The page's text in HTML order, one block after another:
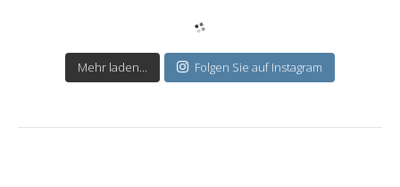
Mehr laden... Folgen Sie auf Instagram